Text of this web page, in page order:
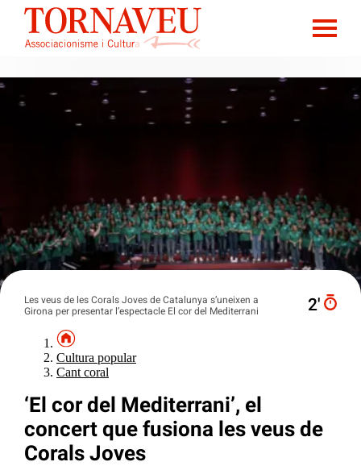
Les veus de les Corals Joves de Catalunya s’uneixen a
Girona per presentar l’espectacle El cor del Mediterrani
2′
Cultura popular
Cant coral
‘El cor del Mediterrani’, el
concert que fusiona les veus de
Corals Joves